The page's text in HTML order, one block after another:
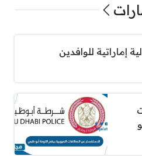
إماراتية للوافدين